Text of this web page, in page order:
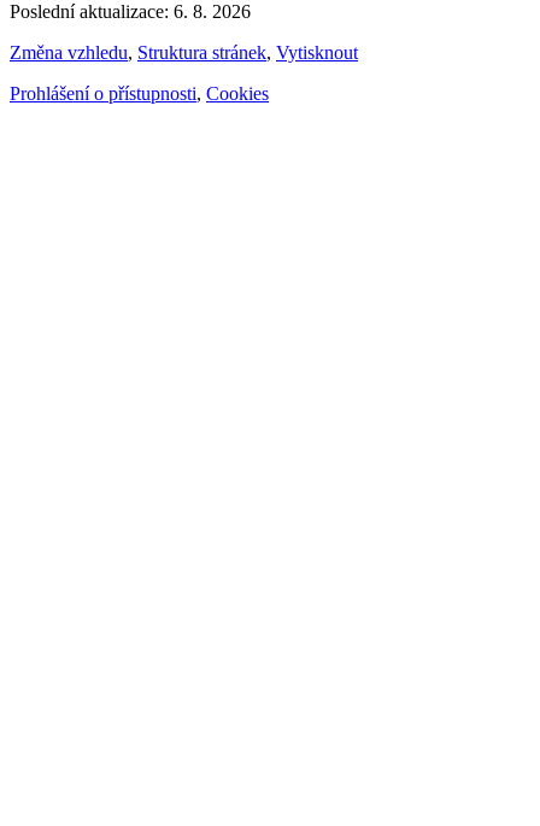
Poslední aktualizace: 6. 8. 2026
Změna vzhledu, Struktura stránek, Vytisknout
Prohlášení o přístupnosti, Cookies